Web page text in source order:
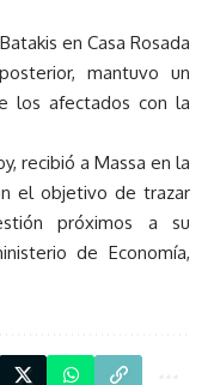
en Casa Rosada
mantuvo un
los afectados con la
recibió a Massa en la
el objetivo de trazar
próximos a su
de Economía,